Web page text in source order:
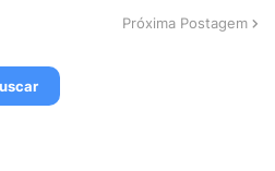
Próxima Postagem